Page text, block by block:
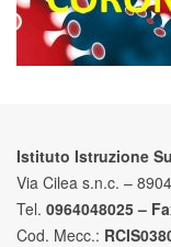
Istituto Istruzione
Via Cilea s.n.c. –
Tel. 0964048025 –
Cod. Mecc.: